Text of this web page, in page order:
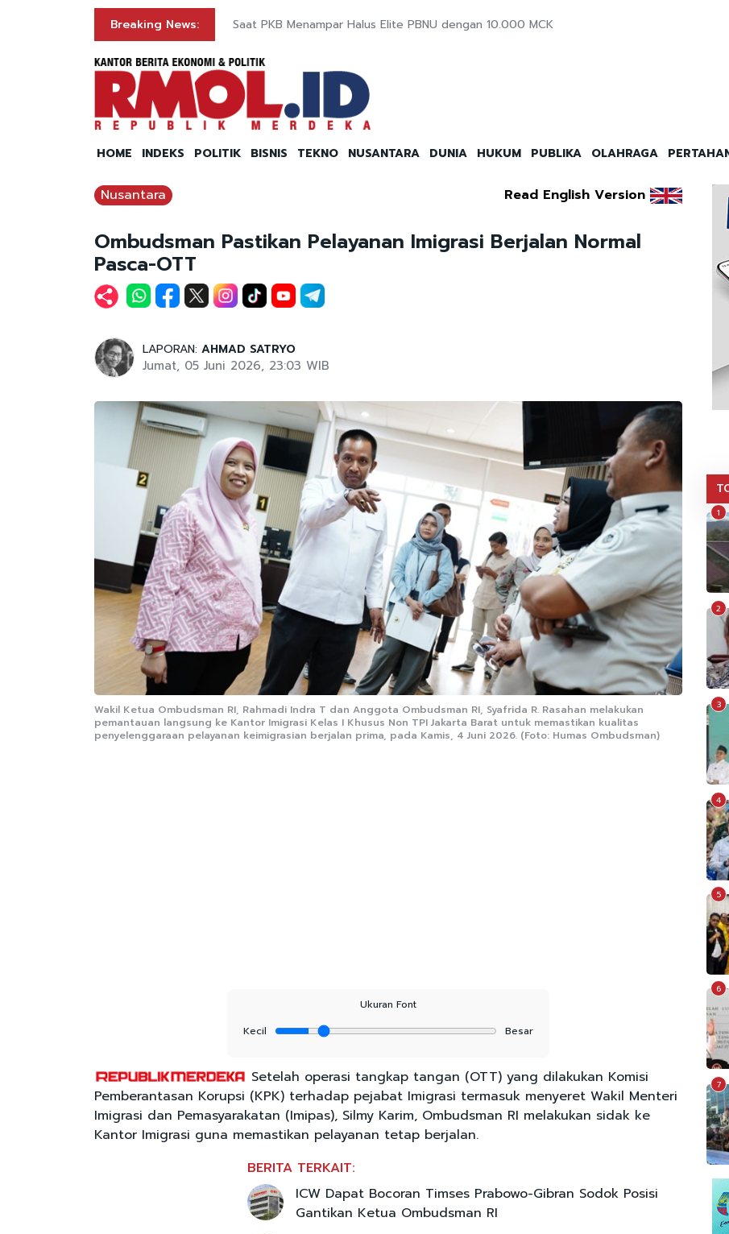
Breaking News: Saat PKB Menampar Halus Elite PBNU dengan 10.000 MCK
HOME INDEKS POLITIK BISNIS TEKNO NUSANTARA DUNIA HUKUM PUBLIKA OLAHRAGA
Nusantara Read English Version
Ombudsman Pastikan Pelayanan Imigrasi Berjalan Normal
Pasca-OTT
LAPORAN: AHMAD SATRYO
Jumat, 05 Juni 2026, 23:03 WIB
Wakil Ketua Ombudsman RI, Rahmadi Indra T dan Anggota Ombudsman RI, Syafrida R. Rasahan melakukan
pemantauan langsung ke Kantor Imigrasi Kelas I Khusus Non TPI Jakarta Barat untuk memastikan kualitas
penyelenggaraan pelayanan keimigrasian berjalan prima, pada Kamis, 4 Juni 2026. (Foto: Humas Ombudsman)
Ukuran Font
Kecil
Besar
Setelah operasi tangkap tangan (OTT) yang dilakukan Komisi
Pemberantasan Korupsi (KPK) terhadap pejabat Imigrasi termasuk menyeret Wakil Menteri
Imigrasi dan Pemasyarakatan (Imipas), Silmy Karim, Ombudsman RI melakukan sidak ke
Kantor Imigrasi guna memastikan pelayanan tetap berjalan.
BERITA TERKAIT:
ICW Dapat Bocoran Timses Prabowo-Gibran Sodok Posisi
Gantikan Ketua Ombudsman RI
1
2
3
4
5
6
7